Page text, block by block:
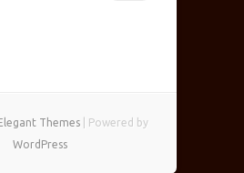
Themes| Powered by
WordPress